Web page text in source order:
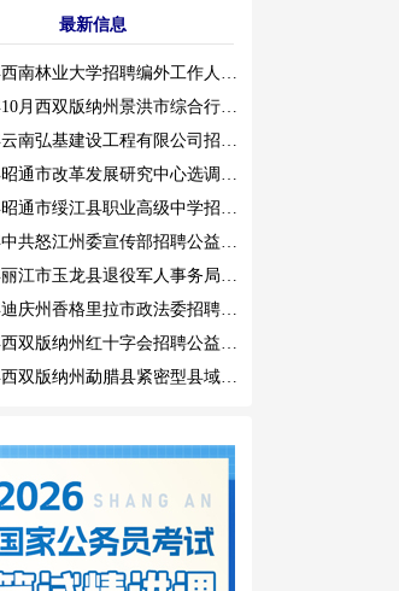
最新信息
2025年西南林业大学招聘编外工作人员公告（三）
2025年10月西双版纳州景洪市综合行政执法局招聘人员公告
2025年云南弘基建设工程有限公司招聘公告
2025年昭通市改革发展研究中心选调工作人员职业素质测评通告
2025年昭通市绥江县职业高级中学招聘编外紧缺临聘数学教师公告
2025年中共怒江州委宣传部招聘公益性岗位公告
2025年丽江市玉龙县退役军人事务局公益性岗位招聘公告
2025年迪庆州香格里拉市政法委招聘公益性岗位公告
2025年西双版纳州红十字会招聘公益性岗位人员公告
2025年西双版纳州勐腊县紧密型县域医共体招聘编外人员公告